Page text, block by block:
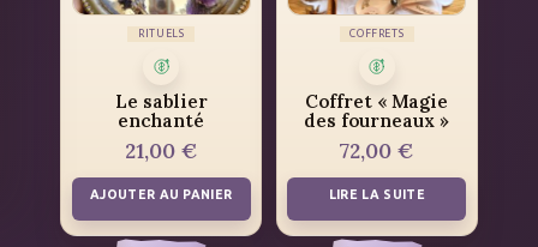
RITUELS
Le sablier
enchanté
21,00€
AJOUTER AU PANIER
COFFRETS
Coffret « Magie
des fourneaux »
72,00€
LIRE LA SUITE